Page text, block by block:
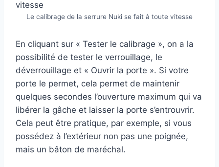
Le calibrage de la serrure Nuki se fait à toute vitesse
En cliquant sur « Tester le calibrage », on a la
possibilité de tester le verrouillage, le
déverrouillage et « Ouvrir la porte ». Si votre
porte le permet, cela permet de maintenir
quelques secondes l’ouverture maximum qui va
libérer la gâche et laisser la porte s’entrouvrir.
Cela peut être pratique, par exemple, si vous
possédez à l’extérieur non pas une poignée,
mais un bâton de maréchal.